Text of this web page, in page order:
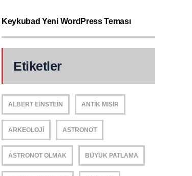
Keykubad Yeni WordPress Teması
Etiketler
ALBERT EINSTEIN ANTIK MISIR
ARKEOLOJI ASTRONOT
ASTRONOT OLMAK BÜYÜK PATLAMA